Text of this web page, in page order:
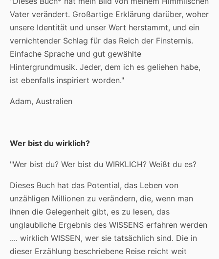
Vater verändert. Großartige Erklärung darüber, woher
unsere Identität und unser Wert herstammt, und ein
vernichtender Schlag für das Reich der Finsternis.
Einfache Sprache und gut gewählte
Hintergrundmusik. Jeder, dem ich es geliehen habe,
ist ebenfalls inspiriert worden."
Adam, Australien
Wer bist du wirklich?
"Wer bist du? Wer bist du WIRKLICH? Weißt du es?
Dieses Buch hat das Potential, das Leben von
unzähligen Millionen zu verändern, die, wenn man
ihnen die Gelegenheit gibt, es zu lesen, das
unglaubliche Ergebnis des WISSENS erfahren werden
.... wirklich WISSEN, wer sie tatsächlich sind. Die in
dieser Erzählung beschriebene Reise reicht weit